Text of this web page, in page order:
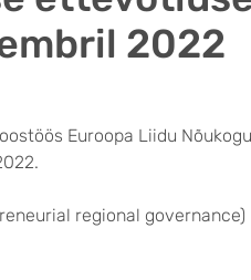
2022
Euroopa Liidu Nõukogu
regional governance)